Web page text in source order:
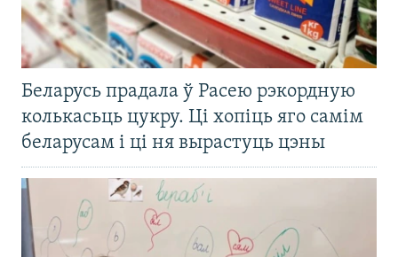
Беларусь прадала ў Расею рэкордную
колькасьць цукру. Ці хопіць яго самім
беларусам і ці ня вырастуць цэны